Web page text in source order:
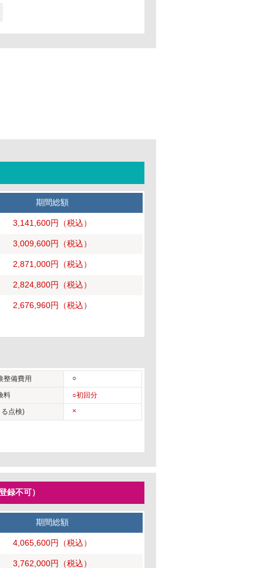
期間総額
3,141,600円 （税込）
3,009,600円 （税込）
2,871,000円 （税込）
2,824,800円 （税込）
2,676,960円 （税込）
整備費用 ○
料
○初回分
点検) ×
不可）
期間総額
4,065,600円 （税込）
3,762,000円 （税込）